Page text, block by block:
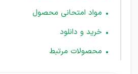
مواد امتحانی محصول
خرید و دانلود
محصولات مرتبط